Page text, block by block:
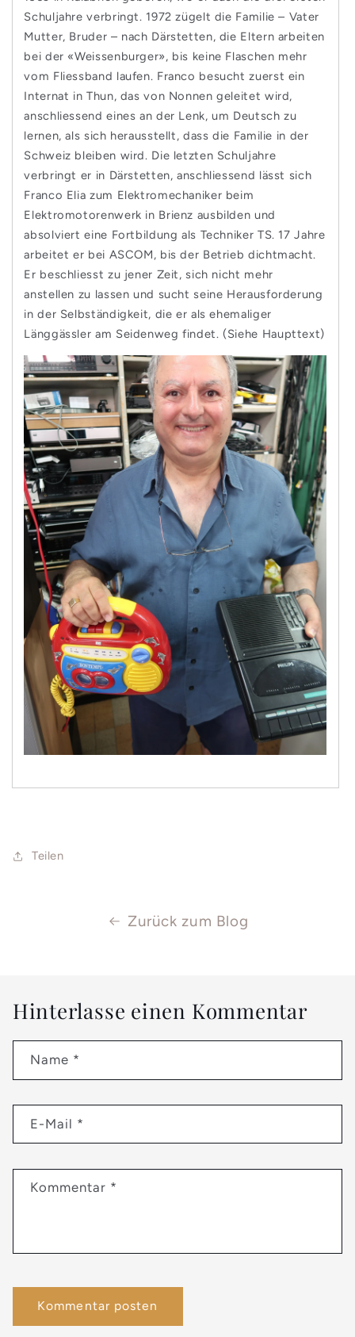
Schuljahre verbringt. 1972 zügelt die Familie – Vater
Mutter, Bruder – nach Därstetten, die Eltern arbeiten
bei der «Weissenburger», bis keine Flaschen mehr
vom Fliessband laufen. Franco besucht zuerst ein
Internat in Thun, das von Nonnen geleitet wird,
anschliessend eines an der Lenk, um Deutsch zu
lernen, als sich herausstellt, dass die Familie in der
Schweiz bleiben wird. Die letzten Schuljahre
verbringt er in Därstetten, anschliessend lässt sich
Franco Elia zum Elektromechaniker beim
Elektromotorenwerk in Brienz ausbilden und
absolviert eine Fortbildung als Techniker TS. 17 Jahre
arbeitet er bei ASCOM, bis der Betrieb dichtmacht.
Er beschliesst zu jener Zeit, sich nicht mehr
anstellen zu lassen und sucht seine Herausforderung
in der Selbständigkeit, die er als ehemaliger
Länggässler am Seidenweg findet.(Siehe Haupttext)
Teilen
Zurück zum Blog
Hinterlasse einen Kommentar
Name *
E-Mail *
Kommentar *